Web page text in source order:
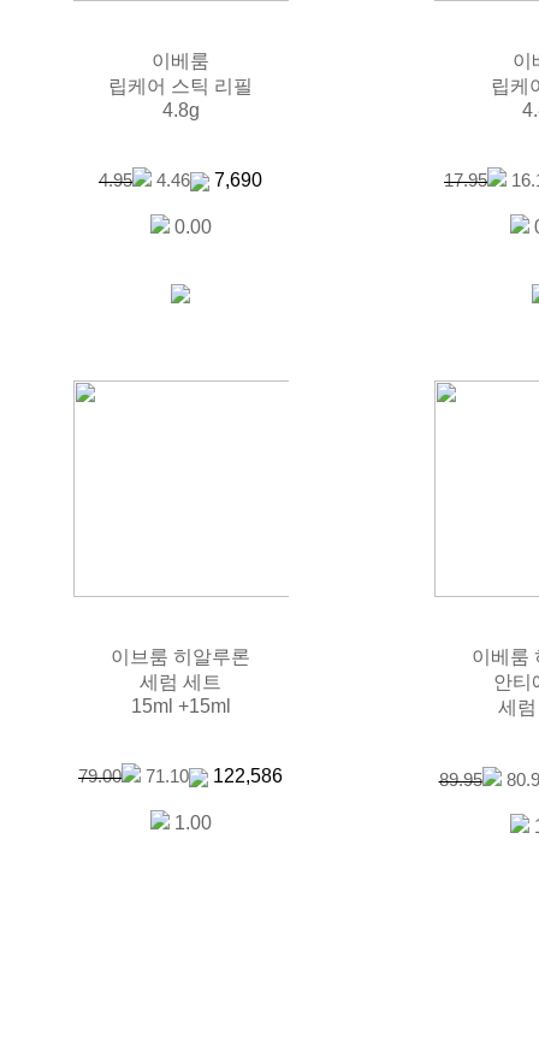
이베룸
립케어 스틱 리필
4.8g
4.95 4.46 7,690
0.00
이
립케
17.95
이브룸 히알루론
세럼 세트
15ml +15ml
79.00 71.10 122,586
1.00
이베룸
안티
세
89.95